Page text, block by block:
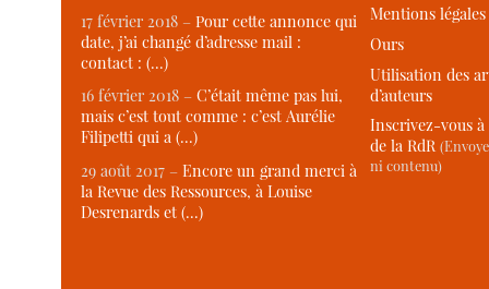
17 février 2018 –Pour cette annonce qui
date, j’ai changé d’adresse mail :
contact : (…)
16 février 2018 –C’était même pas lui,
mais c’est tout comme : c’est Aurélie
Filipetti qui a (…)
29 août 2017 –Encore un grand merci à
la Revue des Ressources, à Louise
Desrenards et (…)
Mentions légales
Ours
Utilisation des
d’auteurs
Inscrivez-vous
de la RdR
ni contenu)